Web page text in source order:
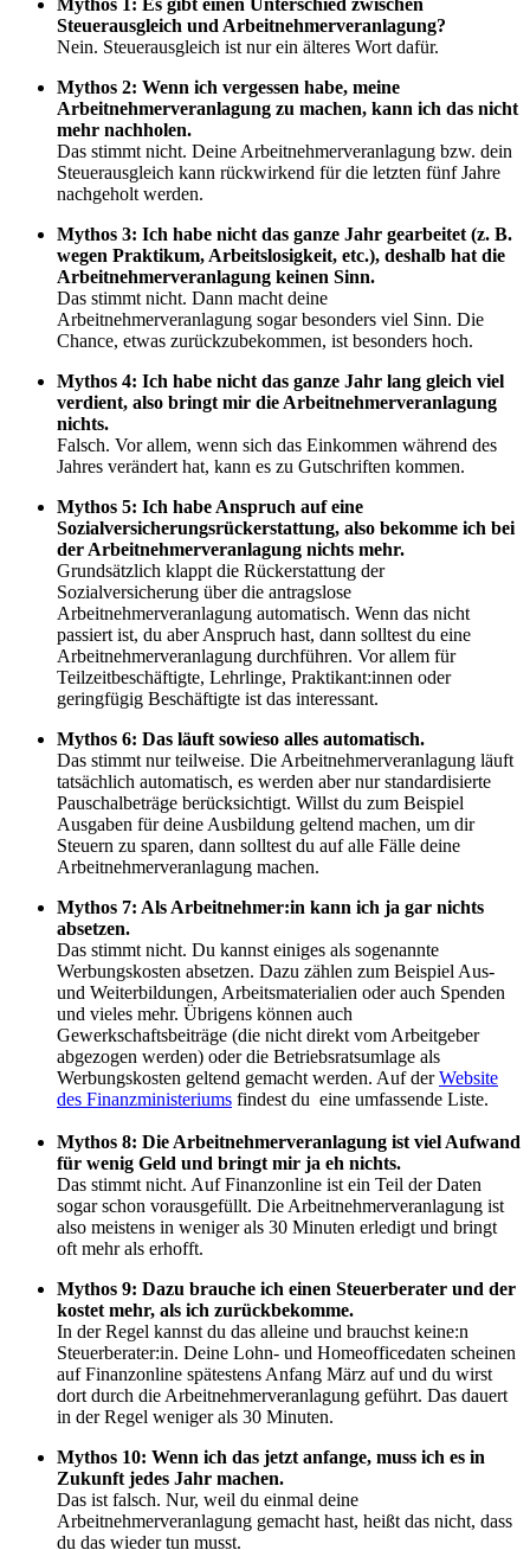
Steuerausgleich und Arbeitnehmerveranlagung?
Nein. Steuerausgleich ist nur ein älteres Wort dafür.
Mythos 2: Wenn ich vergessen habe, meine
Arbeitnehmerveranlagung zu machen, kann ich das nicht
mehr nachholen.
Das stimmt nicht. Deine Arbeitnehmerveranlagung bzw. dein
Steuerausgleich kann rückwirkend für die letzten fünf Jahre
nachgeholt werden.
Mythos 3: Ich habe nicht das ganze Jahr gearbeitet (z. B.
wegen Praktikum, Arbeitslosigkeit, etc.), deshalb hat die
Arbeitnehmerveranlagung keinen Sinn.
Das stimmt nicht. Dann macht deine
Arbeitnehmerveranlagung sogar besonders viel Sinn. Die
Chance, etwas zurückzubekommen, ist besonders hoch.
Mythos 4: Ich habe nicht das ganze Jahr lang gleich viel
verdient, also bringt mir die Arbeitnehmerveranlagung
nichts.
Falsch. Vor allem, wenn sich das Einkommen während des
Jahres verändert hat, kann es zu Gutschriften kommen.
Mythos 5: Ich habe Anspruch auf eine
Sozialversicherungsrückerstattung, also bekomme ich bei
der Arbeitnehmerveranlagung nichts mehr.
Grundsätzlich klappt die Rückerstattung der
Sozialversicherung über die antragslose
Arbeitnehmerveranlagung automatisch. Wenn das nicht
passiert ist, du aber Anspruch hast, dann solltest du eine
Arbeitnehmerveranlagung durchführen. Vor allem für
Teilzeitbeschäftigte, Lehrlinge, Praktikant:innen oder
geringfügig Beschäftigte ist das interessant.
Mythos 6: Das läuft sowieso alles automatisch.
Das stimmt nur teilweise. Die Arbeitnehmerveranlagung läuft
tatsächlich automatisch, es werden aber nur standardisierte
Pauschalbeträge berücksichtigt. Willst du zum Beispiel
Ausgaben für deine Ausbildung geltend machen, um dir
Steuern zu sparen, dann solltest du auf alle Fälle deine
Arbeitnehmerveranlagung machen.
Mythos 7: Als Arbeitnehmer:in kann ich ja gar nichts
absetzen.
Das stimmt nicht. Du kannst einiges als sogenannte
Werbungskosten absetzen. Dazu zählen zum Beispiel Aus-
und Weiterbildungen, Arbeitsmaterialien oder auch Spenden
und vieles mehr. Übrigens können auch
Gewerkschaftsbeiträge (die nicht direkt vom Arbeitgeber
abgezogen werden) oder die Betriebsratsumlage als
Werbungskosten geltend gemacht werden. Auf derWebsite
des Finanzministeriums findest du eine umfassende Liste.
Mythos 8: Die Arbeitnehmerveranlagung ist viel Aufwand
für wenig Geld und bringt mir ja eh nichts.
Das stimmt nicht. Auf Finanzonline ist ein Teil der Daten
sogar schon vorausgefüllt. Die Arbeitnehmerveranlagung ist
also meistens in weniger als 30 Minuten erledigt und bringt
oft mehr als erhofft.
Mythos 9: Dazu brauche ich einen Steuerberater und der
kostet mehr, als ich zurückbekomme.
In der Regel kannst du das alleine und brauchst keine:n
Steuerberater:in. Deine Lohn- und Homeofficedaten scheinen
auf Finanzonline spätestens Anfang März auf und du wirst
dort durch die Arbeitnehmerveranlagung geführt. Das dauert
in der Regel weniger als 30 Minuten.
Mythos 10: Wenn ich das jetzt anfange, muss ich es in
Zukunft jedes Jahr machen.
Das ist falsch. Nur, weil du einmal deine
Arbeitnehmerveranlagung gemacht hast, heißt das nicht, dass
du das wieder tun musst.